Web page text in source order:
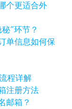
个更适合外
”环节？
单信息如何保
程详解
注册方法
邮箱？